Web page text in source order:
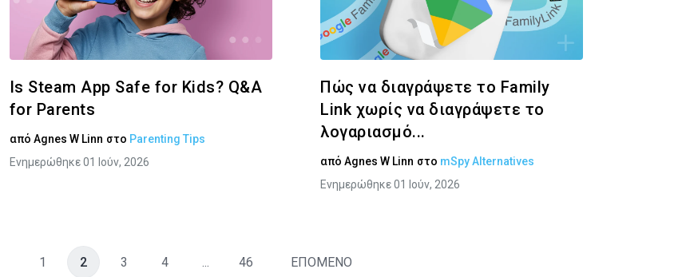
Αντιγραφή Συνδέσμου Twitter Facebook Αντιγραφή Συνδέσμου
Is Steam App Safe for Kids? Q&A
for Parents
από Agnes W Linn στο Parenting Tips
Ενημερώθηκε 01 Ιούν, 2026
Twitter
Πώς να διαγράψετε το Family
Link χωρίς να διαγράψετε το
λογαριασμό...
απόAgnes W Linn στο mSpy Alternatives
Ενημερώθηκε 01 Ιούν, 2026
1 2 3 4 ... 46 ΕΠΟΜΕΝΟ